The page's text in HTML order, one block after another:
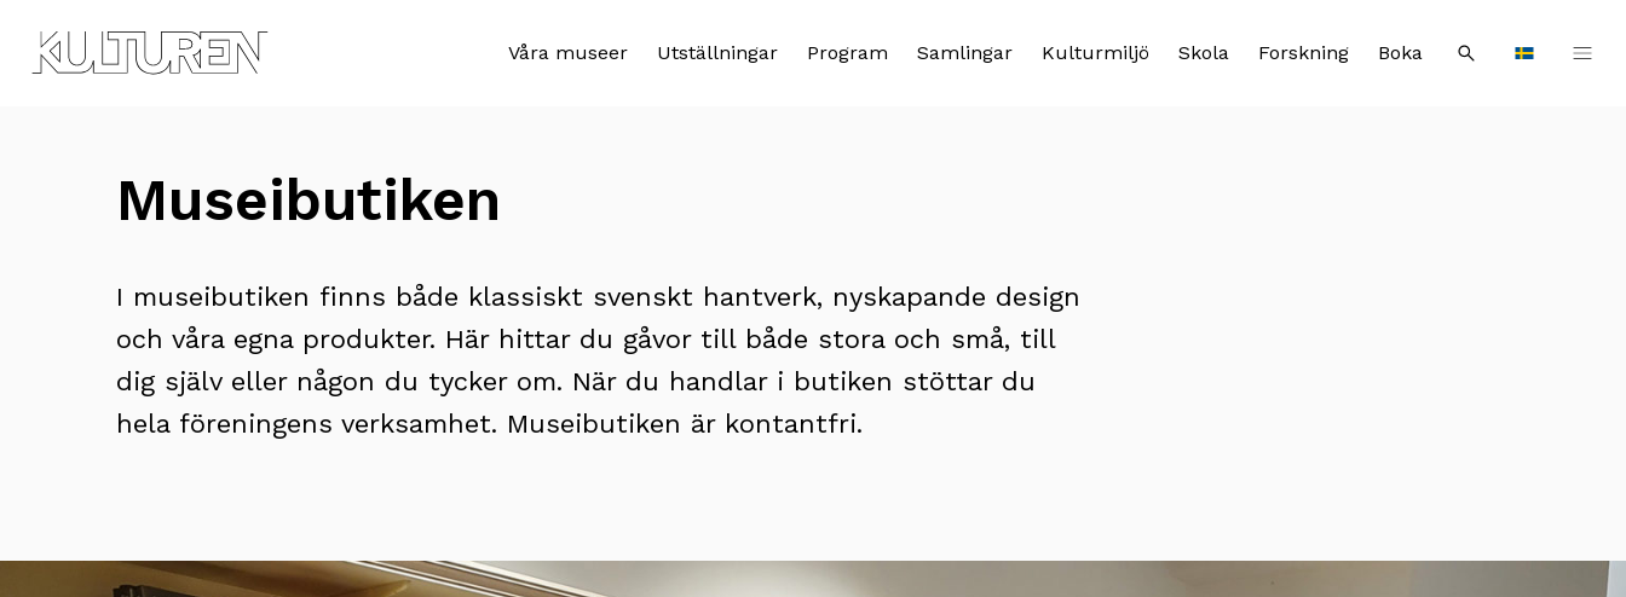
navigationen
innehållet
Languages
Våra museer Utställningar Program Samlingar Kulturmiljö Skola Forskning Boka
Sök
efter:
Sök
Museibutiken
I museibutiken finns både klassiskt svenskt hantverk, nyskapande design
och våra egna produkter. Här hittar du gåvor till både stora och små, till
dig själv eller någon du tycker om. När du handlar i butiken stöttar du
hela föreningens verksamhet. Museibutiken är kontantfri.